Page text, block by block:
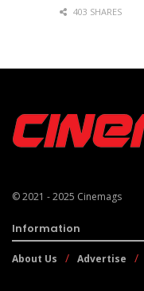
403 SHARES
© 2021 - 2025 Cinemags
Information
About Us Advertise